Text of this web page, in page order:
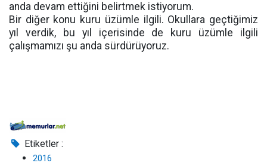
anda devam ettiğini belirtmek istiyorum.
Bir diğer konu kuru üzümle ilgili. Okullara geçtiğimiz
yıl verdik, bu yıl içerisinde de kuru üzümle ilgili
çalışmamızı şu anda sürdürüyoruz.
Etiketler :
2016